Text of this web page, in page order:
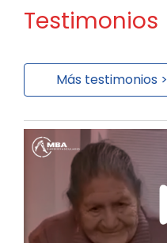
Testimonios
Más testimonios >